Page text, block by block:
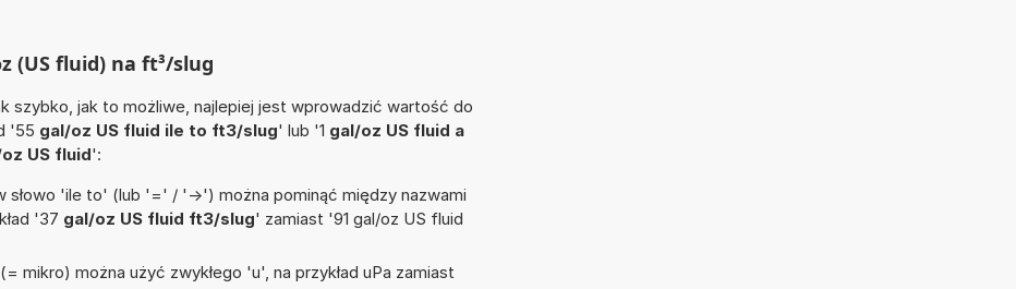
(US fluid) na ft³/slug
szybko, jak to możliwe, najlepiej jest wprowadzić wartość do
'55 gal/oz US fluid ile to ft3/slug' lub '1 gal/oz US fluid a
US fluid':
słowo 'ile to' (lub '=' / '->') można pominąć między nazwami
'37 gal/oz US fluid ft3/slug' zamiast '91 gal/oz US fluid
mikro) można użyć zwykłego 'u', na przykład uPa zamiast